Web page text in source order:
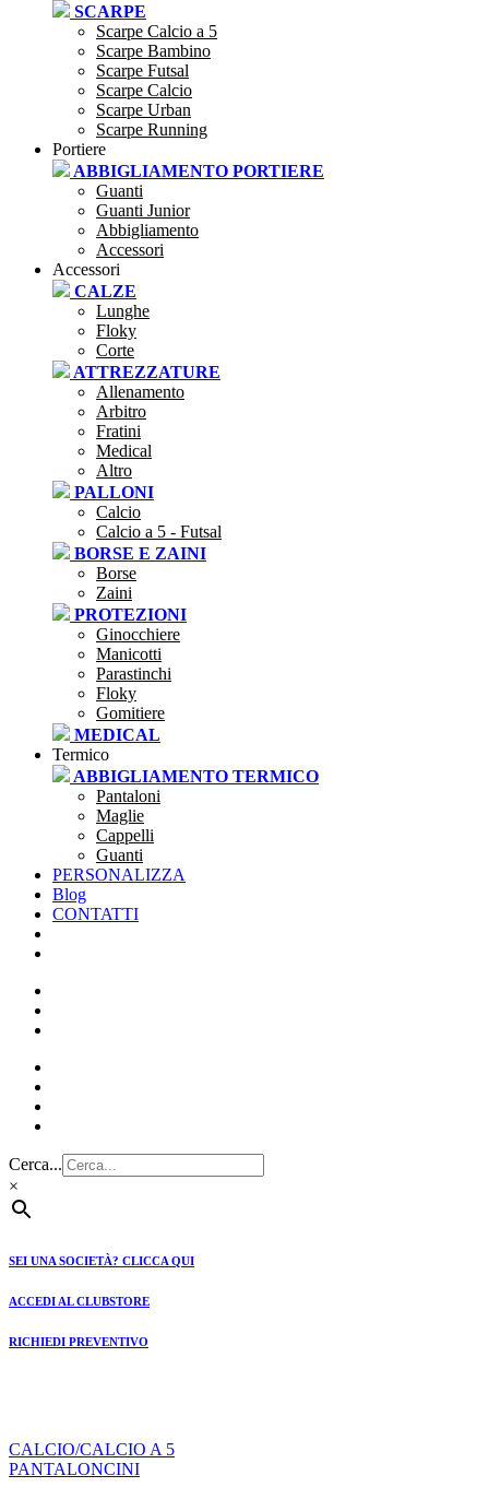
SCARPE
Scarpe Calcio a 5
Scarpe Bambino
Scarpe Futsal
Scarpe Calcio
Scarpe Urban
Scarpe Running
Portiere
ABBIGLIAMENTO PORTIERE
Guanti
Guanti Junior
Abbigliamento
Accessori
Accessori
CALZE
Lunghe
Floky
Corte
ATTREZZATURE
Allenamento
Arbitro
Fratini
Medical
Altro
PALLONI
Calcio
Calcio a 5 - Futsal
BORSE E ZAINI
Borse
Zaini
PROTEZIONI
Ginocchiere
Manicotti
Parastinchi
Floky
Gomitiere
MEDICAL
Termico
ABBIGLIAMENTO TERMICO
Pantaloni
Maglie
Cappelli
Guanti
PERSONALIZZA
Blog
CONTATTI
Cerca...
×
SEI UNA SOCIETÀ? CLICCA QUI
ACCEDI AL CLUBSTORE
RICHIEDI PREVENTIVO
CALCIO/CALCIO A 5
PANTALONCINI